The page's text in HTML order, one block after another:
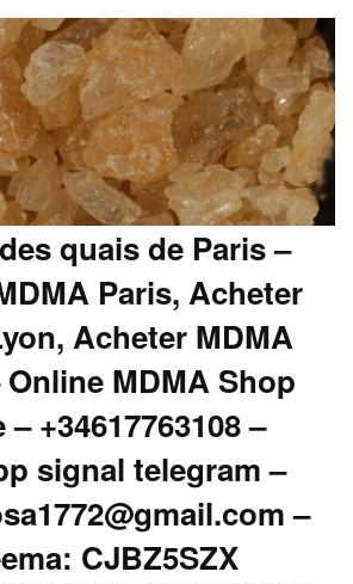
quais de Paris –
Paris, Acheter
Acheter MDMA
Online MDMA Shop
– +34617763108 –
signal telegram –
–
CJBZ5SZX